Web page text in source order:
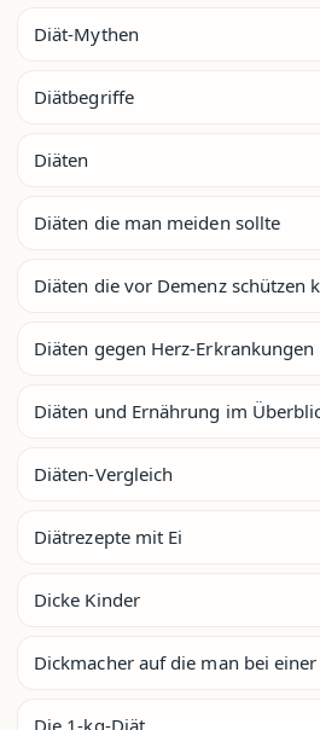
Diät-Mythen
Diätbegriffe
Diäten
Diäten die man meiden sollte
Diäten die vor Demenz schützen
Diäten gegen Herz-Erkrankungen
Diäten und Ernährung im
Diäten-Vergleich
Diätrezepte mit Ei
Dicke Kinder
Dickmacher auf die man bei
Die 1-kg-Diät